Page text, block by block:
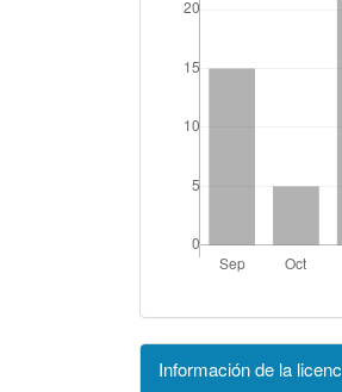
Información de la